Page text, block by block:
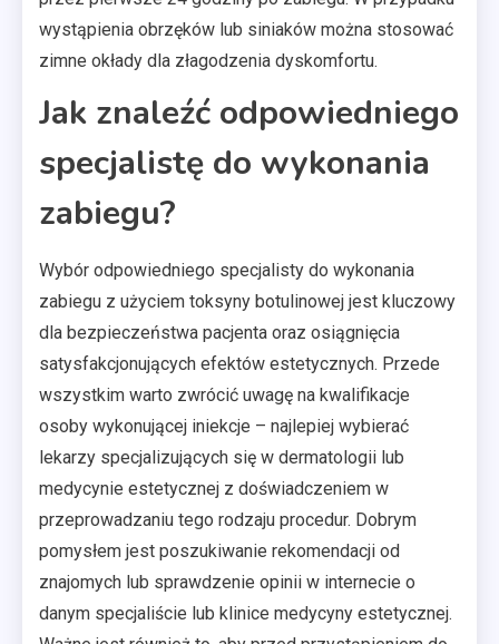
wystąpienia obrzęków lub siniaków można stosować
zimne okłady dla złagodzenia dyskomfortu.
Jak znaleźć odpowiedniego
specjalistę do wykonania
zabiegu?
Wybór odpowiedniego specjalisty do wykonania
zabiegu z użyciem toksyny botulinowej jest kluczowy
dla bezpieczeństwa pacjenta oraz osiągnięcia
satysfakcjonujących efektów estetycznych. Przede
wszystkim warto zwrócić uwagę na kwalifikacje
osoby wykonującej iniekcje – najlepiej wybierać
lekarzy specjalizujących się w dermatologii lub
medycynie estetycznej z doświadczeniem w
przeprowadzaniu tego rodzaju procedur. Dobrym
pomysłem jest poszukiwanie rekomendacji od
znajomych lub sprawdzenie opinii w internecie o
danym specjaliście lub klinice medycyny estetycznej.